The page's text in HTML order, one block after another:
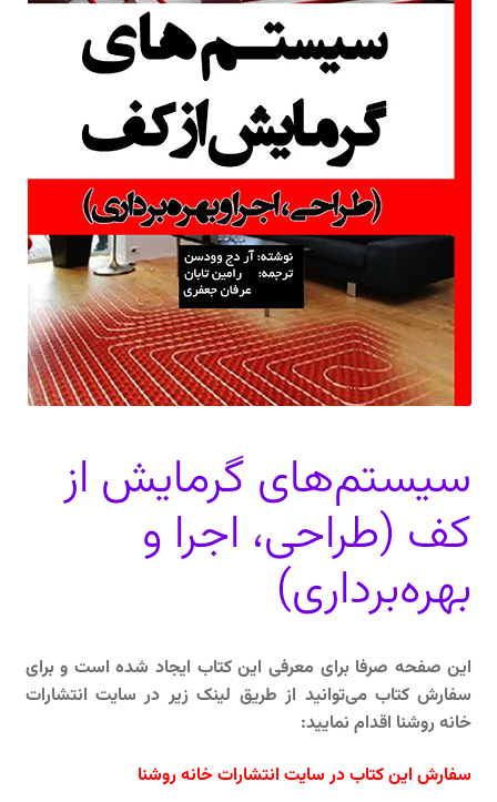
دعوت برای پروژه، تدریس و سخنرانی
ارتباط از طریق پیام‌رسان‌ها: 09373443975
تلفن: ۰۲۱۸۸۴۵۴۷۴۲
سیستم‌های گرمایش از
کف (طراحی، اجرا و
بهره‌برداری)
این صفحه صرفا برای معرفی این کتاب ایجاد شده است و برای
سفارش کتاب می‌توانید از طریق لینک زیر در سایت انتشارات
خانه روشنا اقدام نمایید:
سفارش این کتاب در سایت انتشارات خانه روشنا